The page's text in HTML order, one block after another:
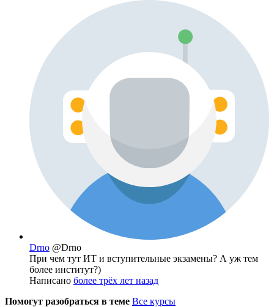
Drno @Drno
При чем тут ИТ и вступительные экзамены? А уж тем
более институт?)
Написано более трёх лет назад
Помогут разобраться в теме Все курсы